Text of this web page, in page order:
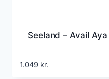
Seeland – Avail
1.049 kr.